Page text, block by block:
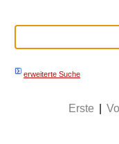
erweiterte Suche
Erste